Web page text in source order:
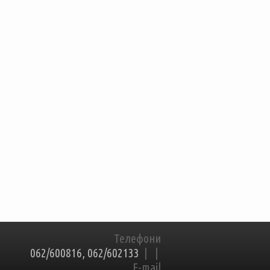
Телефони
062/600816, 062/602133